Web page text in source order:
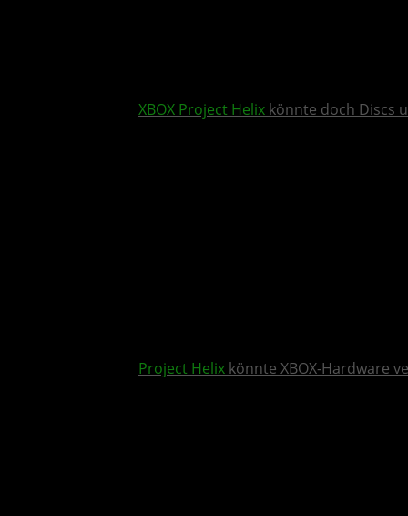
XBOX Project Helix könnte doch Discs
Project Helix könnte XBOX-Hardware